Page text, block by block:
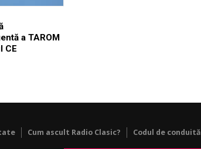
a TAROM
CE
Cum ascult Radio Clasic? Codul de conduită